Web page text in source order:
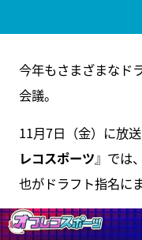
今年もさまざまなド
会議。
11月7日（金）に放
レコスポーツ』では
也がドラフト指名に